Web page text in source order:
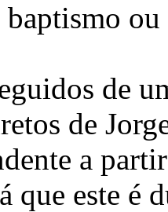
de
de
a
que este é